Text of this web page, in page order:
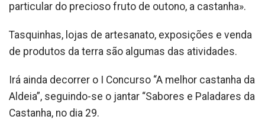
particular do precioso fruto de outono, a castanha».
Tasquinhas, lojas de artesanato, exposições e venda
de produtos da terra são algumas das atividades.
Irá ainda decorrer o I Concurso “A melhor castanha da
Aldeia”, seguindo-se o jantar “Sabores e Paladares da
Castanha, no dia 29.